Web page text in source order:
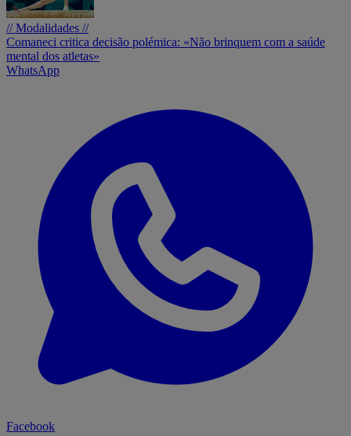
// Modalidades //
Comaneci critica decisão polémica: «Não brinquem com a saúde
mental dos atletas»
WhatsApp
Facebook